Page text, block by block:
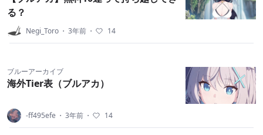
る？
Negi_Toro ・ 3年前 ・ 14
ブルーアーカイブ
海外Tier表（ブルアカ）
-ff495efe ・ 3年前 ・ 14